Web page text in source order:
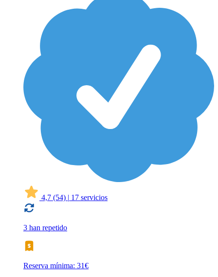
4,7 (54) | 17 servicios
3 han repetido
Reserva mínima: 31€